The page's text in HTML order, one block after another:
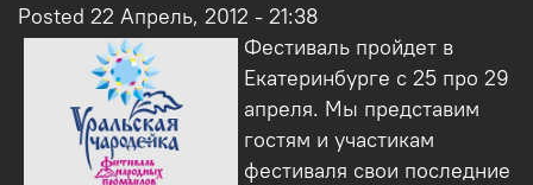
Posted 22 Апрель, 2012 - 21:38
Фестиваль пройдет в
Екатеринбурге с 25 про 29
апреля. Мы представим
гостям и участикам
фестиваля свои последние